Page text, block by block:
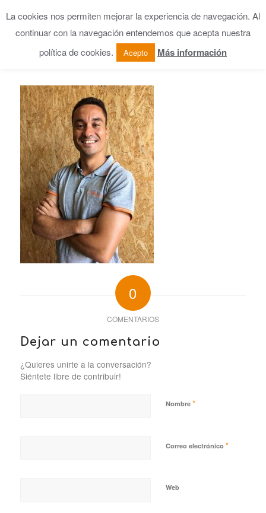
0
COMENTARIOS
Dejar un comentario
¿Quieres unirte a la conversación?
Siéntete libre de contribuir!
Nombre *
Correo electrónico *
Web
La cookies nos permiten mejorar la experiencia de navegación. Al
continuar con la navegación entendemos que acepta nuestra
política de cookies.
Acepto Más información